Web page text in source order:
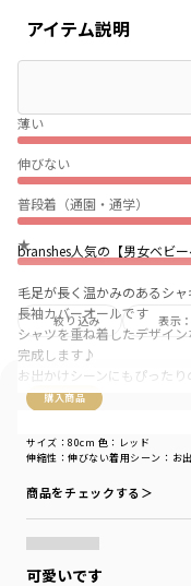
薄い
伸びない
普段着（通園・通学）
★
絞り込み 表示
購入商品
伸縮性 ：伸びない着用シーン ：お
サイズ：80cm 色：レッド
商品をチェックする＞
可愛いです
アイテム説明
branshes人気の【男女ベビ
毛足が長く温かみのあるシ
長袖カバーオールです
シャツを重ね着したデザイ
完成します♪
お出かけシーンにもぴったり
キッズ男児・キッズ女児・
展開しているので、兄弟姉
-----
透け感：なし
その他⇒あり